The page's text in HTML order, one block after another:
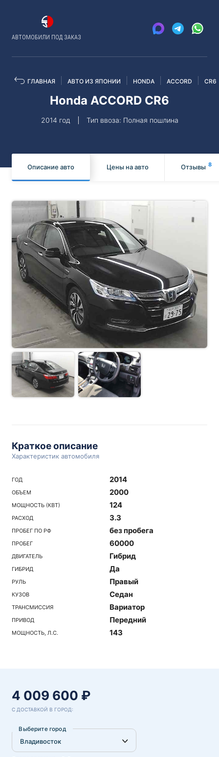
АВТОМОБИЛИ ПОД ЗАКАЗ
ГЛАВНАЯ АВТО ИЗ ЯПОНИИ HONDA ACCORD CR6
Honda ACCORD CR6
2014 год Тип ввоза: Полная пошлина
Описание авто Цены на авто Отзывы 8
Краткое описание
Характеристик автомобиля
ГОД 2014
ОБЪЕМ 2000
МОЩНОСТЬ (КВТ) 124
РАСХОД 3.3
ПРОБЕГ ПО РФ без пробега
ПРОБЕГ 60000
ДВИГАТЕЛЬ Гибрид
ГИБРИД Да
РУЛЬ Правый
КУЗОВ Седан
ТРАНСМИССИЯ Вариатор
ПРИВОД Передний
МОЩНОСТЬ, Л.С. 143
4 009 600 ₽
С ДОСТАВКОЙ В ГОРОД:
Выберите город